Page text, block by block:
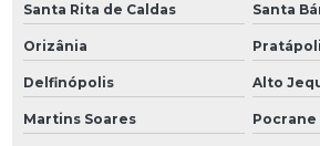
Santa Rita de Caldas Santa
Orizânia
Delfinópolis Alto
Martins Soares Pocrane